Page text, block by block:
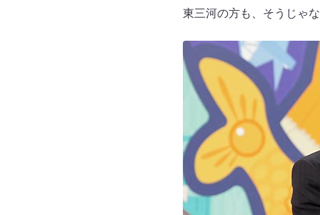
東三河の方も、そうじゃ